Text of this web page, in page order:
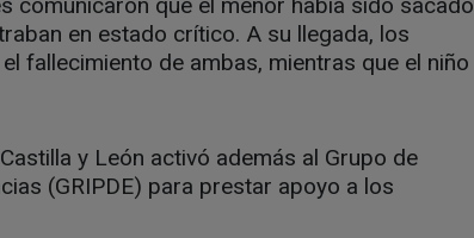
comunicaron que el menor había sido sacado
en estado crítico. A su llegada, los
fallecimiento de ambas, mientras que el niño
y León activó además al Grupo de
(GRIPDE) para prestar apoyo a los